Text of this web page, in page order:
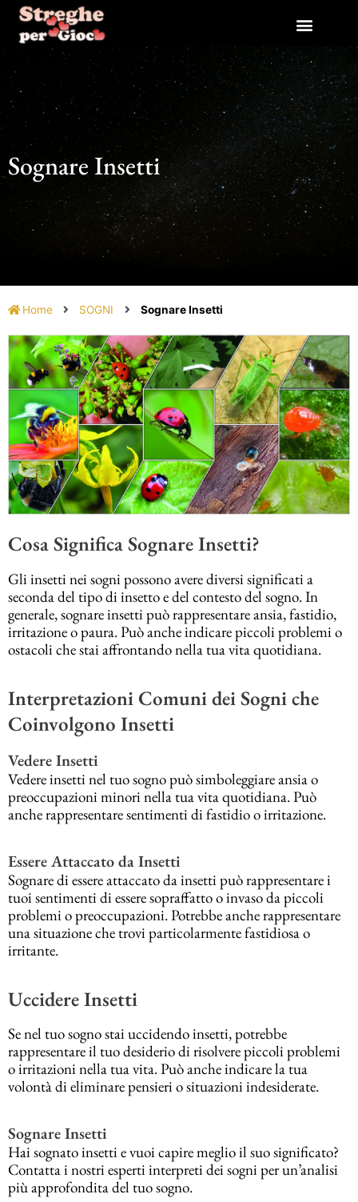
contenuto
Sognare Insetti
Home SOGNI Sognare Insetti
Cosa Significa Sognare Insetti?
Gli insetti nei sogni possono avere diversi significati a
seconda del tipo di insetto e del contesto del sogno. In
generale, sognare insetti può rappresentare ansia, fastidio,
irritazione o paura. Può anche indicare piccoli problemi o
ostacoli che stai affrontando nella tua vita quotidiana.
Interpretazioni Comuni dei Sogni che
Coinvolgono Insetti
Vedere Insetti
Vedere insetti nel tuo sogno può simboleggiare ansia o
preoccupazioni minori nella tua vita quotidiana. Può
anche rappresentare sentimenti di fastidio o irritazione.
Essere Attaccato da Insetti
Sognare di essere attaccato da insetti può rappresentare i
tuoi sentimenti di essere sopraffatto o invaso da piccoli
problemi o preoccupazioni. Potrebbe anche rappresentare
una situazione che trovi particolarmente fastidiosa o
irritante.
Uccidere Insetti
Se nel tuo sogno stai uccidendo insetti, potrebbe
rappresentare il tuo desiderio di risolvere piccoli problemi
o irritazioni nella tua vita. Può anche indicare la tua
volontà di eliminare pensieri o situazioni indesiderate.
Sognare Insetti
Hai sognato insetti e vuoi capire meglio il suo significato?
Contatta i nostri esperti interpreti dei sogni per un’analisi
più approfondita del tuo sogno.